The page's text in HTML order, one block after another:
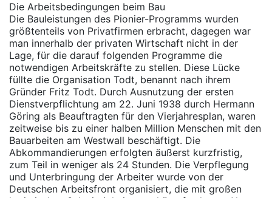
Die Arbeitsbedingungen beim Bau
Die Bauleistungen des Pionier-Programms wurden
größtenteils von Privatfirmen erbracht, dagegen war
man innerhalb der privaten Wirtschaft nicht in der
Lage, für die darauf folgenden Programme die
notwendigen Arbeitskräfte zu stellen. Diese Lücke
füllte die Organisation Todt, benannt nach ihrem
Gründer Fritz Todt. Durch Ausnutzung der ersten
Dienstverpflichtung am 22. Juni 1938 durch Hermann
Göring als Beauftragten für den Vierjahresplan, waren
zeitweise bis zu einer halben Million Menschen mit den
Bauarbeiten am Westwall beschäftigt. Die
Abkommandierungen erfolgten äußerst kurzfristig,
zum Teil in weniger als 24 Stunden. Die Verpflegung
und Unterbringung der Arbeiter wurde von der
Deutschen Arbeitsfront organisiert, die mit großen